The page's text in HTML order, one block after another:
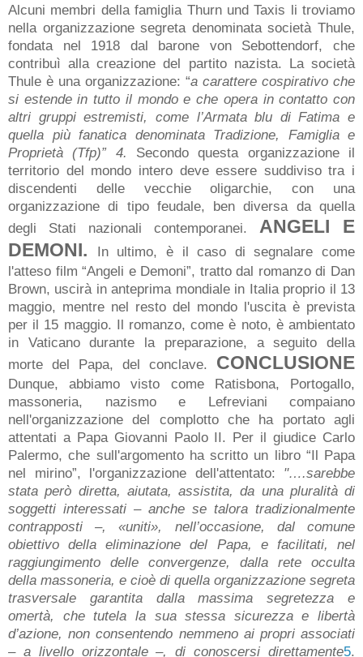
Alcuni membri della famiglia Thurn und Taxis li troviamo
nella organizzazione segreta denominata società Thule,
fondata nel 1918 dal barone von Sebottendorf, che
contribuì alla creazione del partito nazista. La società
Thule è una organizzazione: “a carattere cospirativo che
si estende in tutto il mondo e che opera in contatto con
altri gruppi estremisti, come l’Armata blu di Fatima e
quella più fanatica denominata Tradizione, Famiglia e
Proprietà (Tfp)” 4. Secondo questa organizzazione il
territorio del mondo intero deve essere suddiviso tra i
discendenti delle vecchie oligarchie, con una
organizzazione di tipo feudale, ben diversa da quella
degli Stati nazionali contemporanei. ANGELI E
DEMONI.
In ultimo, è il caso di segnalare come
l'atteso film “Angeli e Demoni”, tratto dal romanzo di Dan
Brown, uscirà in anteprima mondiale in Italia proprio il 13
maggio, mentre nel resto del mondo l'uscita è prevista
per il 15 maggio. Il romanzo, come è noto, è ambientato
in Vaticano durante la preparazione, a seguito della
morte del Papa, del conclave. CONCLUSIONE
Dunque, abbiamo visto come Ratisbona, Portogallo,
massoneria, nazismo e Lefreviani compaiano
nell'organizzazione del complotto che ha portato agli
attentati a Papa Giovanni Paolo II. Per il giudice Carlo
Palermo, che sull'argomento ha scritto un libro “Il Papa
nel mirino”, l'organizzazione dell'attentato: "….sarebbe
stata però diretta, aiutata, assistita, da una pluralità di
soggetti interessati – anche se talora tradizionalmente
contrapposti –, «uniti», nell’occasione, dal comune
obiettivo della eliminazione del Papa, e facilitati, nel
raggiungimento delle convergenze, dalla rete occulta
della massoneria, e cioè di quella organizzazione segreta
trasversale garantita dalla massima segretezza e
omertà, che tutela la sua stessa sicurezza e libertà
d’azione, non consentendo nemmeno ai propri associati
– a livello orizzontale –, di conoscersi direttamente5.